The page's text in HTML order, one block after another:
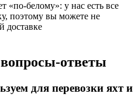
«по-белому»: у нас есть все
поэтому вы можете не
доставке
вопросы-ответы
для перевозки яхт и